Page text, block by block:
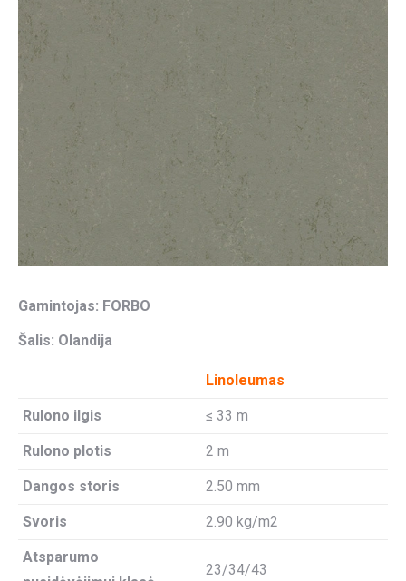
Gamintojas: FORBO
Šalis: Olandija
Linoleumas
Rulono ilgis ≤ 33 m
Rulono plotis 2 m
Dangos storis 2.50 mm
Svoris 2.90 kg/m2
Atsparumo
23/34/43